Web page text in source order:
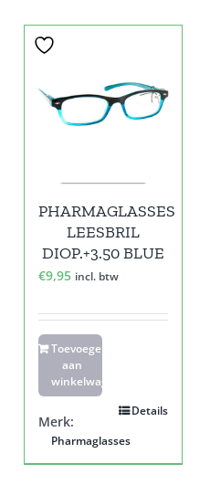
PHARMAGLASSES
LEESBRIL
DIOP.+3.50 BLUE
€9,95 incl. btw
Toevoegen
aan
winkelwagen
Details
Merk:
Pharmaglasses